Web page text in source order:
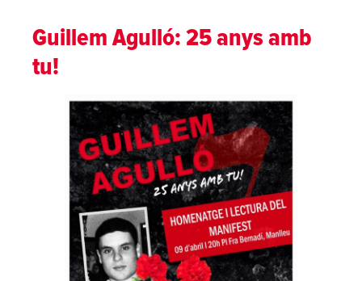
Guillem Agulló: 25 anys amb
tu!